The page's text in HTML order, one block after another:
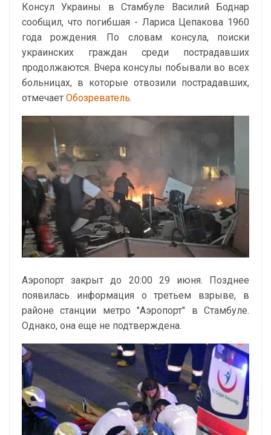
Консул Украины в Стамбуле Василий Боднар
сообщил, что погибшая - Лариса Цепакова 1960
года рождения. По словам консула, поиски
украинских граждан среди пострадавших
продолжаются. Вчера консулы побывали во всех
больницах, в которые отвозили пострадавших,
отмечает Обозреватель.
Аэропорт закрыт до 20:00 29 июня. Позднее
появилась информация о третьем взрыве, в
районе станции метро "Аэропорт" в Стамбуле.
Однако, она еще не подтверждена.